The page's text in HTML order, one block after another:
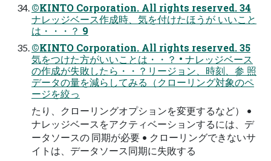
©KINTO Corporation. All rights reserved. 34
ナレッジベース作成時、気を付けたほうが いいこと
は・・・？ 9
©KINTO Corporation. All rights reserved. 35
気をつけた方がいいことは・・？ • ナレッジベース
の作成が失敗したら・・？リージョン、時刻、参 照
データの量を減らしてみる（クローリング対象のペ
ージを絞っ
たり、クローリングオプションを変更するなど） •
ナレッジベースをアクティベーションするには、デ
ータソースの 同期が必要 • クローリングできないサ
イトは、データソース同期に失敗する